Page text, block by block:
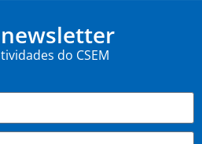
do CSEM